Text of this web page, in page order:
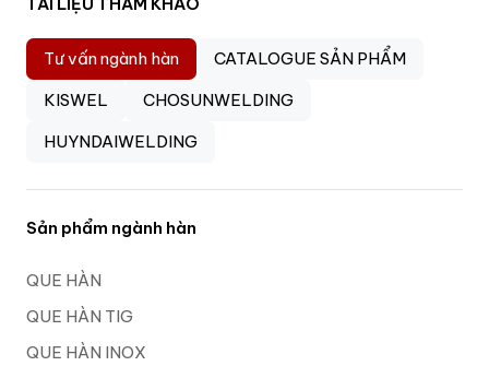
Tư vấn ngành hàn
CATALOGUE SẢN PHẨM
KISWEL
CHOSUNWELDING
HUYNDAIWELDING
Sản phẩm ngành hàn
QUE HÀN
QUE HÀN TIG
QUE HÀN INOX